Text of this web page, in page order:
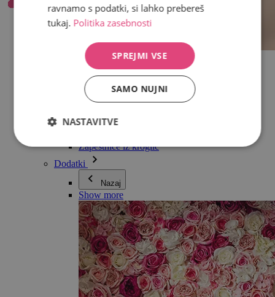
Vse v kategoriji Nakit
Uhani
Zapestnice
Ogrlice
Kolekcija Adéle Pečlové
Nakit za pare
Zapestnice iz kroglic
Dodatki
Nazaj
Show more
ravnamo s podatki, si lahko prebereš
tukaj. Politika zasebnosti
SPREJMI VSE
SAMO NUJNI
NASTAVITVE